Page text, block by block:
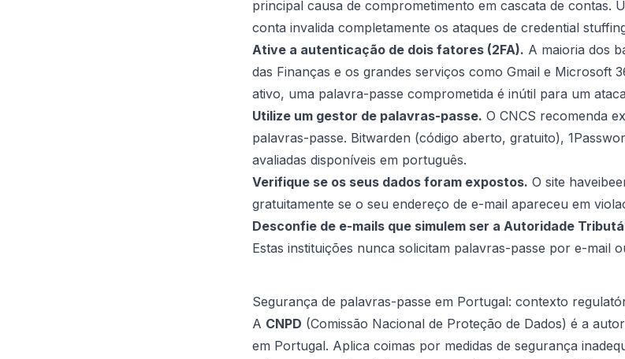
principal causa de comprometimento em cascata de contas.
conta invalida completamente os ataques de credential
Ative a autenticação de dois fatores (2FA). A maioria dos
das Finanças e os grandes serviços como Gmail e Microsoft
ativo, uma palavra-passe comprometida é inútil para um
Utilize um gestor de palavras-passe. O CNCS recomenda
palavras-passe. Bitwarden (código aberto, gratuito),
avaliadas disponíveis em português.
Verifique se os seus dados foram expostos. O site
gratuitamente se o seu endereço de e-mail apareceu em
Desconfie de e-mails que simulem ser a Autoridade
Estas instituições nunca solicitam palavras-passe por e-mail
Segurança de palavras-passe em Portugal: contexto
A CNPD (Comissão Nacional de Proteção de Dados) é a
em Portugal. Aplica coimas por medidas de segurança